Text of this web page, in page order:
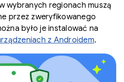
wybranych regionach muszą
przez zweryfikowanego
było je instalować na
z Androidem.